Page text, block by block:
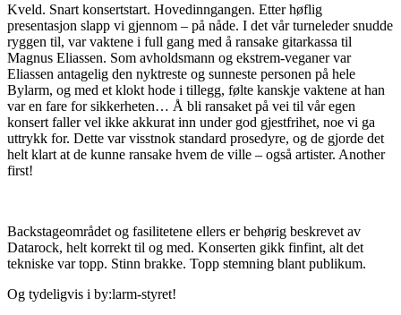
Kveld. Snart konsertstart. Hovedinngangen. Etter høflig
presentasjon slapp vi gjennom – på nåde. I det vår turneleder snudde
ryggen til, var vaktene i full gang med å ransake gitarkassa til
Magnus Eliassen. Som avholdsmann og ekstrem-veganer var
Eliassen antagelig den nyktreste og sunneste personen på hele
Bylarm, og med et klokt hode i tillegg, følte kanskje vaktene at han
var en fare for sikkerheten… Å bli ransaket på vei til vår egen
konsert faller vel ikke akkurat inn under god gjestfrihet, noe vi ga
uttrykk for. Dette var visstnok standard prosedyre, og de gjorde det
helt klart at de kunne ransake hvem de ville – også artister. Another
first!
Backstageområdet og fasilitetene ellers er behørig beskrevet av
Datarock, helt korrekt til og med. Konserten gikk finfint, alt det
tekniske var topp. Stinn brakke. Topp stemning blant publikum.
Og tydeligvis i by:larm-styret!